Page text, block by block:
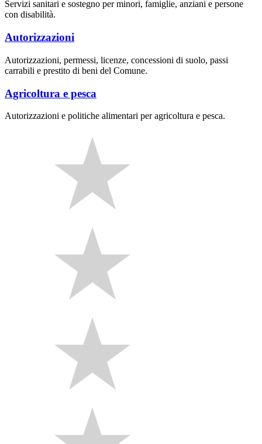
Servizi sanitari e sostegno per minori, famiglie, anziani e persone
con disabilità.
Autorizzazioni
Autorizzazioni, permessi, licenze, concessioni di suolo, passi
carrabili e prestito di beni del Comune.
Agricoltura e pesca
Autorizzazioni e politiche alimentari per agricoltura e pesca.